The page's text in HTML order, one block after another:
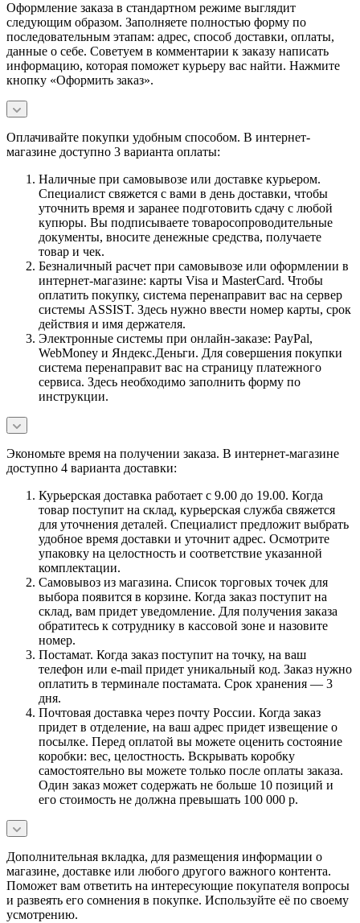
Оформление заказа в стандартном режиме выглядит
следующим образом. Заполняете полностью форму по
последовательным этапам: адрес, способ доставки, оплаты,
данные о себе. Советуем в комментарии к заказу написать
информацию, которая поможет курьеру вас найти. Нажмите
кнопку «Оформить заказ».
Оплачивайте покупки удобным способом. В интернет-
магазине доступно 3 варианта оплаты:
Наличные при самовывозе или доставке курьером.
Специалист свяжется с вами в день доставки, чтобы
уточнить время и заранее подготовить сдачу с любой
купюры. Вы подписываете товаросопроводительные
документы, вносите денежные средства, получаете
товар и чек.
Безналичный расчет при самовывозе или оформлении в
интернет-магазине: карты Visa и MasterCard. Чтобы
оплатить покупку, система перенаправит вас на сервер
системы ASSIST. Здесь нужно ввести номер карты, срок
действия и имя держателя.
Электронные системы при онлайн-заказе: PayPal,
WebMoney и Яндекс.Деньги. Для совершения покупки
система перенаправит вас на страницу платежного
сервиса. Здесь необходимо заполнить форму по
инструкции.
Экономьте время на получении заказа. В интернет-магазине
доступно 4 варианта доставки:
Курьерская доставка работает с 9.00 до 19.00. Когда
товар поступит на склад, курьерская служба свяжется
для уточнения деталей. Специалист предложит выбрать
удобное время доставки и уточнит адрес. Осмотрите
упаковку на целостность и соответствие указанной
комплектации.
Самовывоз из магазина. Список торговых точек для
выбора появится в корзине. Когда заказ поступит на
склад, вам придет уведомление. Для получения заказа
обратитесь к сотруднику в кассовой зоне и назовите
номер.
Постамат. Когда заказ поступит на точку, на ваш
телефон или e-mail придет уникальный код. Заказ нужно
оплатить в терминале постамата. Срок хранения — 3
дня.
Почтовая доставка через почту России. Когда заказ
придет в отделение, на ваш адрес придет извещение о
посылке. Перед оплатой вы можете оценить состояние
коробки: вес, целостность. Вскрывать коробку
самостоятельно вы можете только после оплаты заказа.
Один заказ может содержать не больше 10 позиций и
его стоимость не должна превышать 100 000 р.
Дополнительная вкладка, для размещения информации о
магазине, доставке или любого другого важного контента.
Поможет вам ответить на интересующие покупателя вопросы
и развеять его сомнения в покупке. Используйте её по своему
усмотрению.